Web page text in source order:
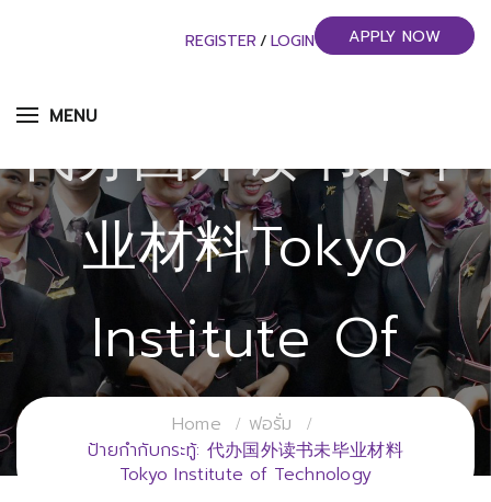
MENU
REGISTER / LOGIN APPLY NOW
代办国外读书未毕
业材料Tokyo
Institute Of
Technology
วิทยาลัยการจัดการอุตสาหกรรมบริการ
Home
ฟอรั่ม
ป้ายกำกับกระทู้: 代办国外读书未毕业材料
Tokyo Institute of Technology